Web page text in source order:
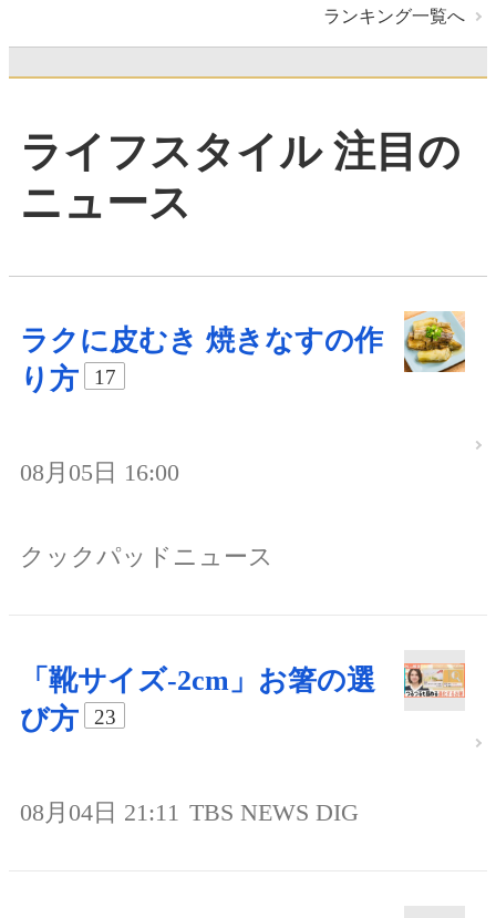
ランキング一覧へ
ライフスタイル 注目の
ニュース
ラクに皮むき 焼きなすの作
り方
17
08月05日 16:00
クックパッドニュース
「靴サイズ-2cm」お箸の選
び方
23
08月04日 21:11 TBS NEWS DIG